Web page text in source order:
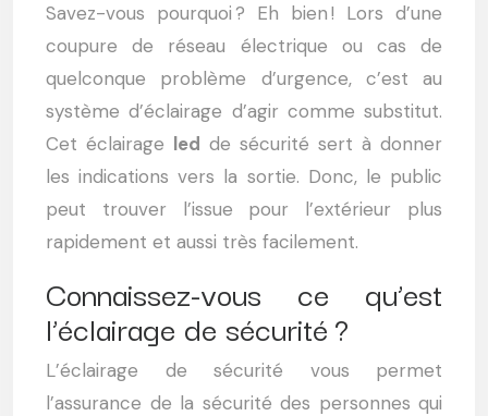
Savez-vous pourquoi ? Eh bien ! Lors d’une
coupure de réseau électrique ou cas de
quelconque problème d’urgence, c’est au
système d’éclairage d’agir comme substitut.
Cet éclairage led de sécurité sert à donner
les indications vers la sortie. Donc, le public
peut trouver l’issue pour l’extérieur plus
rapidement et aussi très facilement.
Connaissez-vous ce qu’est
l’éclairage de sécurité ?
L’éclairage de sécurité vous permet
l’assurance de la sécurité des personnes qui